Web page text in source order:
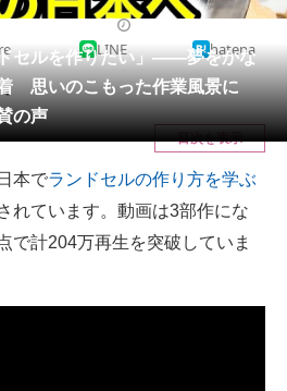
リサーチ
ジ
ド
セルを作りたい」――夢をかな
思いのこもった作業風景に
の声
LINE hatena
。
目次を表示
本でランドセルの作り方を学ぶ
れています。動画は3部作にな
で計204万再生を突破していま